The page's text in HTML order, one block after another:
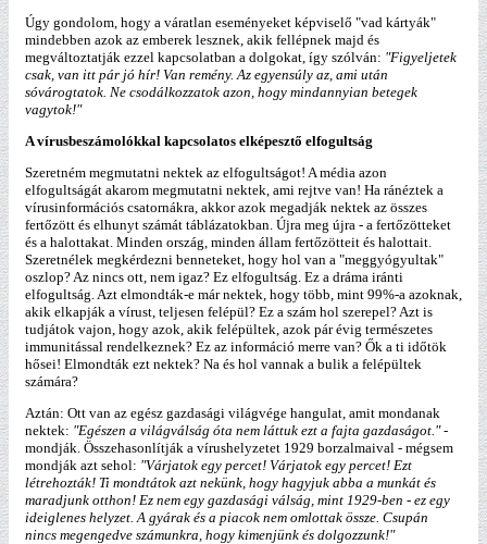
Úgy gondolom, hogy a váratlan eseményeket képviselő "vad kártyák"
mindebben azok az emberek lesznek, akik fellépnek majd és
megváltoztatják ezzel kapcsolatban a dolgokat, így szólván: "Figyeljetek
csak, van itt pár jó hír! Van remény. Az egyensúly az, ami után
sóvárogtatok. Ne csodálkozzatok azon, hogy mindannyian betegek
vagytok!"
A vírusbeszámolókkal kapcsolatos elképesztő elfogultság
Szeretném megmutatni nektek az elfogultságot! A média azon
elfogultságát akarom megmutatni nektek, ami rejtve van! Ha ránéztek a
vírusinformációs csatornákra, akkor azok megadják nektek az összes
fertőzött és elhunyt számát táblázatokban. Újra meg újra - a fertőzötteket
és a halottakat. Minden ország, minden állam fertőzötteit és halottait.
Szeretnélek megkérdezni benneteket, hogy hol van a "meggyógyultak"
oszlop? Az nincs ott, nem igaz? Ez elfogultság. Ez a dráma iránti
elfogultság. Azt elmondták-e már nektek, hogy több, mint 99%-a azoknak,
akik elkapják a vírust, teljesen felépül? Ez a szám hol szerepel? Azt is
tudjátok vajon, hogy azok, akik felépültek, azok pár évig természetes
immunitással rendelkeznek? Ez az információ merre van? Ők a ti időtök
hősei! Elmondták ezt nektek? Na és hol vannak a bulik a felépültek
számára?
Aztán: Ott van az egész gazdasági világvége hangulat, amit mondanak
nektek: "Egészen a világválság óta nem láttuk ezt a fajta gazdaságot."-
mondják. Összehasonlítják a vírushelyzetet 1929 borzalmaival - mégsem
mondják azt sehol: "Várjatok egy percet! Várjatok egy percet! Ezt
létrehozták! Ti mondtátok azt nekünk, hogy hagyjuk abba a munkát és
maradjunk otthon! Ez nem egy gazdasági válság, mint 1929-ben - ez egy
ideiglenes helyzet. A gyárak és a piacok nem omlottak össze. Csupán
nincs megengedve számunkra, hogy kimenjünk és dolgozzunk!"